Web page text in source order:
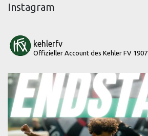
Instagram
kehlerfv
Offizieller Account des Kehler FV 1907